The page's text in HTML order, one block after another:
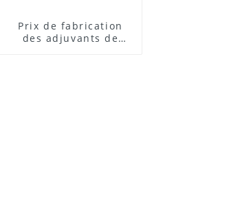
Prix ​​de fabrication
des adjuvants de